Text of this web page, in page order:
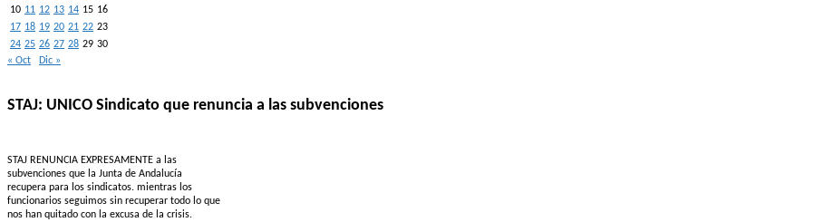
10 11 12 13 14 15 16
17 18 19 20 21 22 23
24 25 26 27 28 29 30
« Oct
Dic »
STAJ: UNICO Sindicato que renuncia a las subvenciones
STAJ RENUNCIA EXPRESAMENTE a las
subvenciones que la Junta de Andalucía
recupera para los sindicatos. mientras los
funcionarios seguimos sin recuperar todo lo que
nos han quitado con la excusa de la crisis.